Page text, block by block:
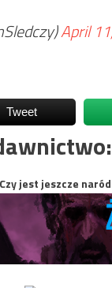
April
Tweet
Czy jest jeszcze